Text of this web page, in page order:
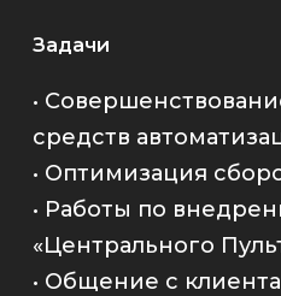
Задачи
•
средств
• Оптимизация
• Работы по
«Центрального
• Общение с